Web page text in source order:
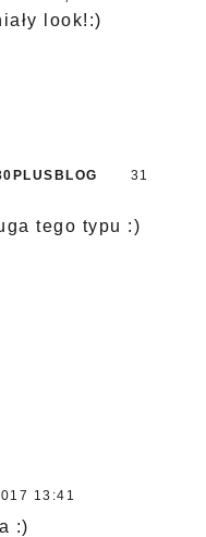
look!:)
31
tego typu :)
13:41
:)